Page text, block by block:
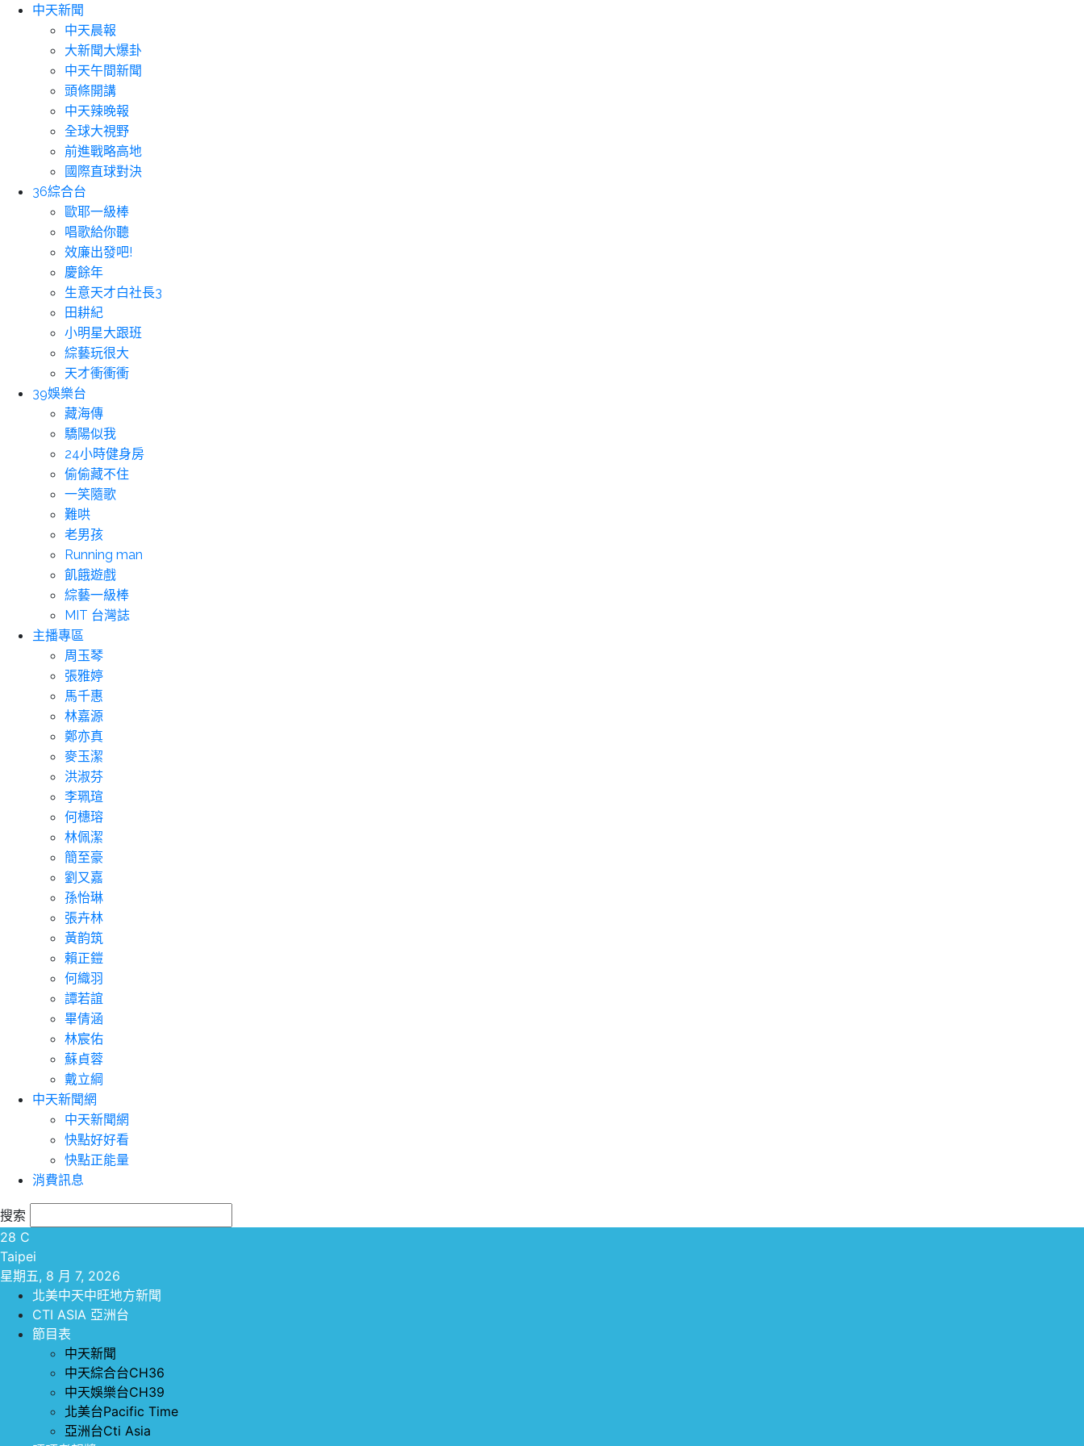
中天新聞
中天晨報
大新聞大爆卦
中天午間新聞
頭條開講
中天辣晚報
全球大視野
前進戰略高地
國際直球對決
36綜合台
歐耶一級棒
唱歌給你聽
效廉出發吧!
慶餘年
生意天才白社長3
田耕紀
小明星大跟班
綜藝玩很大
天才衝衝衝
39娛樂台
藏海傳
驕陽似我
24小時健身房
偷偷藏不住
一笑隨歌
難哄
老男孩
Running man
飢餓遊戲
綜藝一級棒
MIT 台灣誌
主播專區
周玉琴
張雅婷
馬千惠
林嘉源
鄭亦真
麥玉潔
洪淑芬
李珮瑄
何橞瑢
林佩潔
簡至豪
劉又嘉
孫怡琳
張卉林
黃韵筑
賴正鎧
何織羽
譚若誼
畢倩涵
林宸佑
蘇貞蓉
戴立綱
中天新聞網
中天新聞網
快點好好看
快點正能量
消費訊息
搜索
28 C
Taipei
星期五, 8 月 7, 2026
北美中天中旺地方新聞
CTI ASIA 亞洲台
節目表
中天新聞
中天綜合台CH36
中天娛樂台CH39
北美台Pacific Time
亞洲台Cti Asia